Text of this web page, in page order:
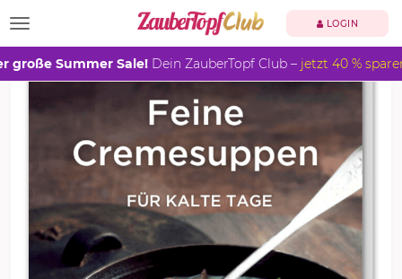
TOGGLE NAVIGATION LOGIN
große Summer Sale! Dein ZauberTopf Club – jetzt 40 %